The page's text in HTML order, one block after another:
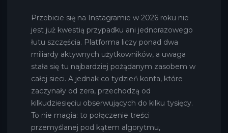
Przebicie się na Instagramie w 2026 roku nie
jest już kwestią przypadku ani jednorazowego
łutu szczęścia. Platforma liczy ponad dwa
miliardy aktywnych użytkowników, a uwaga
stała się tu najbardziej pożądanym zasobem w
całej sieci. A jednak co tydzień konta, które
zaczynały od zera, przechodzą od
kilkudziesięciu obserwujących do kilku tysięcy.
To nie magia: to połączenie treści
przemyślanej pod kątem algorytmu,